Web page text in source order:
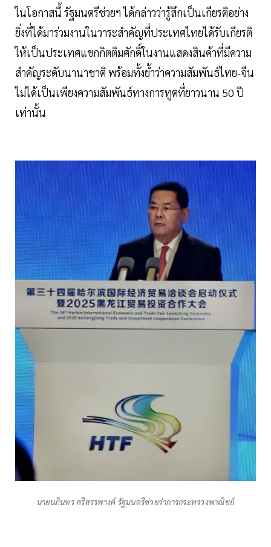
ในโอกาสนี้ รัฐมนตรีช่วยฯ ได้กล่าวว่ารู้สึกเป็นเกียรติอย่าง
ยิ่งที่ได้มาร่วมงานในวาระสำคัญที่ประเทศไทยได้รับเกียรติ
ให้เป็นประเทศแขกกิตติมศักดิ์ในงานแสดงสินค้าที่มีความ
สำคัญระดับนานาชาติ พร้อมทั้งย้ำว่าความสัมพันธ์ไทย-จีน
ไม่ได้เป็นเพียงความสัมพันธ์ทางการทูตที่ยาวนาน 50 ปี
เท่านั้น
นายนภินทร ศรีสรรพางค์ รัฐมนตรีช่วยว่าการกระทรวงพาณิชย์